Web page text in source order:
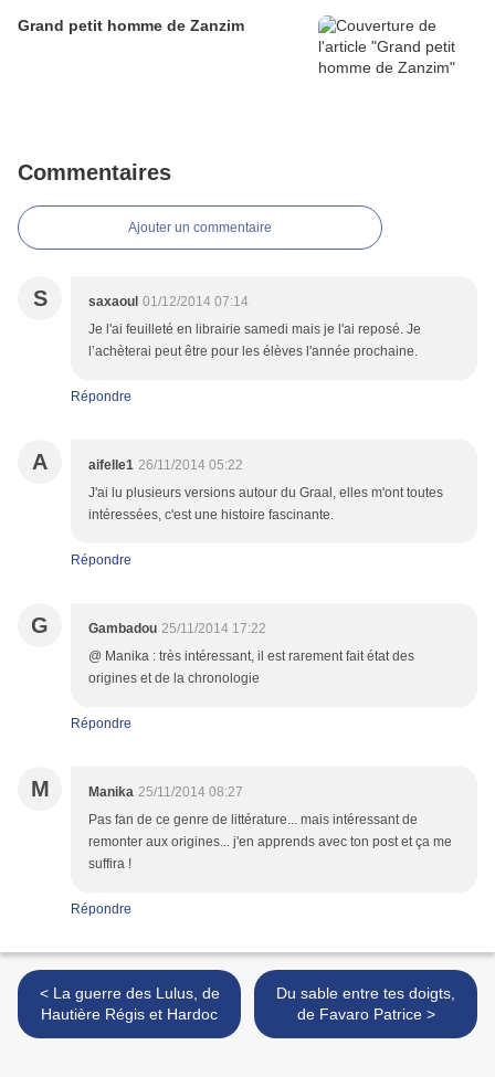
Grand petit homme de Zanzim
Commentaires
Ajouter un commentaire
S saxaoul 01/12/2014 07:14
Je l'ai feuilleté en librairie samedi mais je l'ai reposé. Je
l’achèterai peut être pour les élèves l'année prochaine.
Répondre
A aifelle1 26/11/2014 05:22
J'ai lu plusieurs versions autour du Graal, elles m'ont toutes
intéressées, c'est une histoire fascinante.
Répondre
G Gambadou 25/11/2014 17:22
@ Manika : très intéressant, il est rarement fait état des
origines et de la chronologie
Répondre
M Manika 25/11/2014 08:27
Pas fan de ce genre de littérature... mais intéressant de
remonter aux origines... j'en apprends avec ton post et ça me
suffira !
Répondre
< La guerre des Lulus, de
Hautière Régis et Hardoc
Du sable entre tes doigts,
de Favaro Patrice >